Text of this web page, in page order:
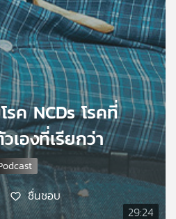
29:24
รค NCDs โรคที่
เองที่เรียกว่า
ชื่นชอบ